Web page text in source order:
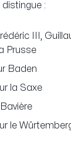
:
III,
Prusse
Baden
la Saxe
le